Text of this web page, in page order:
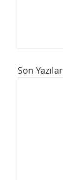
Son Yazılar